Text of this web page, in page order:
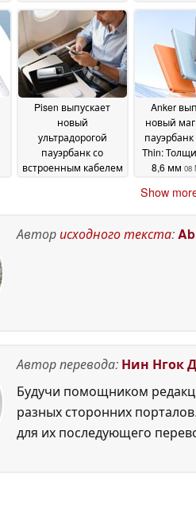
2026
Pisen выпускает
новый
ультрадорогой
пауэрбанк со
встроенным кабелем
Anker
новый
Thin:
8,6 мм 08
Show
Авторисходного текста:
Автор перевода: Нин Нгок
Будучи помощником
разных сторонних
для их последующего